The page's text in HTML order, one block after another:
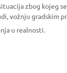
zbog kojeg
vožnju gradskim
u realnosti.